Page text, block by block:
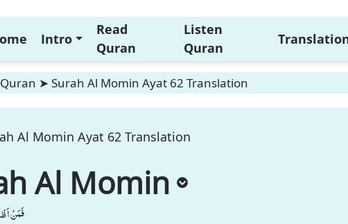
Intro
Read
Quran
Listen
Quran
➤ Surah Al Momin Ayat 62 Translation
Al Momin Ayat 62 Translation
Al Momin
فَمَنْ